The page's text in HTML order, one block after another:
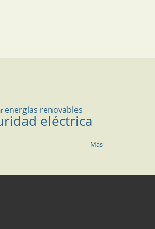
energías renovables
eléctrica
Más